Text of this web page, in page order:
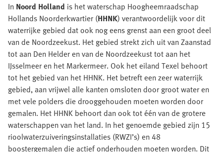
In Noord Holland is het waterschap Hoogheemraadschap
Hollands Noorderkwartier (HHNK) verantwoordelijk voor dit
waterrijke gebied dat ook nog eens grenst aan een groot deel
van de Noordzeekust. Het gebied strekt zich uit van Zaanstad
tot aan Den Helder en van de Noordzeekust tot aan het
IJsselmeer en het Markermeer. Ook het eiland Texel behoort
tot het gebied van het HHNK. Het betreft een zeer waterrijk
gebied, aan vrijwel alle kanten omsloten door groot water en
met vele polders die drooggehouden moeten worden door
gemalen. Het HHNK behoort dan ook tot één van de grotere
waterschappen van het land. In het genoemde gebied zijn 15
rioolwaterzuiveringsinstallaties (RWZI’s) en 48
boostergemalen die actief onderhouden moeten worden. Dit